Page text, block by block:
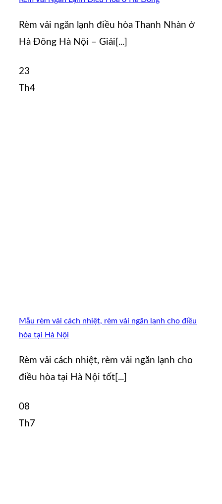
Rèm vải ngăn lạnh điều hòa Thanh Nhàn ở
Hà Đông Hà Nội – Giải[...]
23
Th4
Mẫu rèm vải cách nhiệt, rèm vải ngăn lạnh cho điều
hòa tại Hà Nội
Rèm vải cách nhiệt, rèm vải ngăn lạnh cho
điều hòa tại Hà Nội tốt[...]
08
Th7